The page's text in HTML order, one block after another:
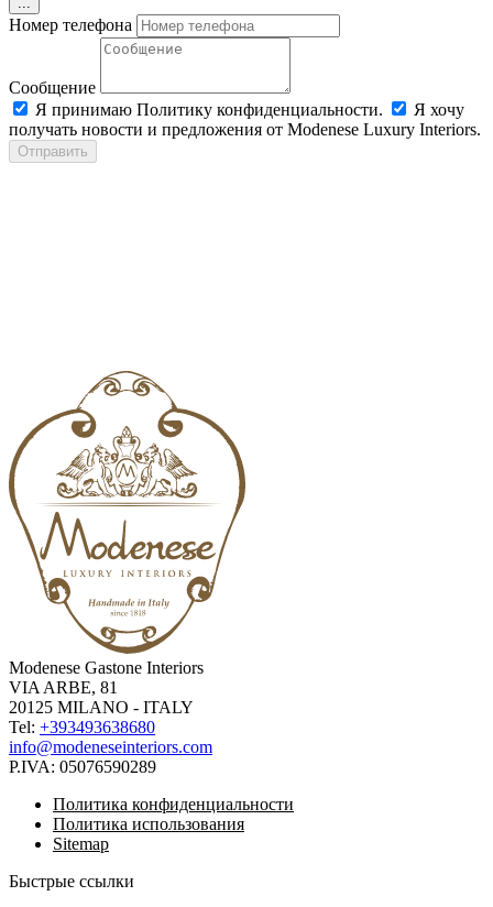
Номер телефона
Сообщение
Я принимаю Политику конфиденциальности.
Я хочу
получать новости и предложения от Modenese Luxury Interiors.
Отправить
Modenese Gastone Interiors
VIA ARBE, 81
20125 MILANO - ITALY
Tel: +393493638680
info@modeneseinteriors.com
P.IVA: 05076590289
Политика конфиденциальности
Политика использования
Sitemap
Быстрые ссылки